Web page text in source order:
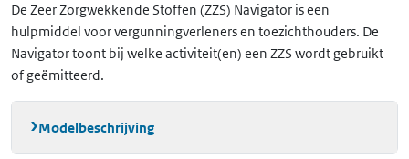
De Zeer Zorgwekkende Stoffen (ZZS) Navigator is een
hulpmiddel voor vergunningverleners en toezichthouders. De
Navigator toont bij welke activiteit(en) een ZZS wordt gebruikt
of geëmitteerd.
Modelbeschrijving